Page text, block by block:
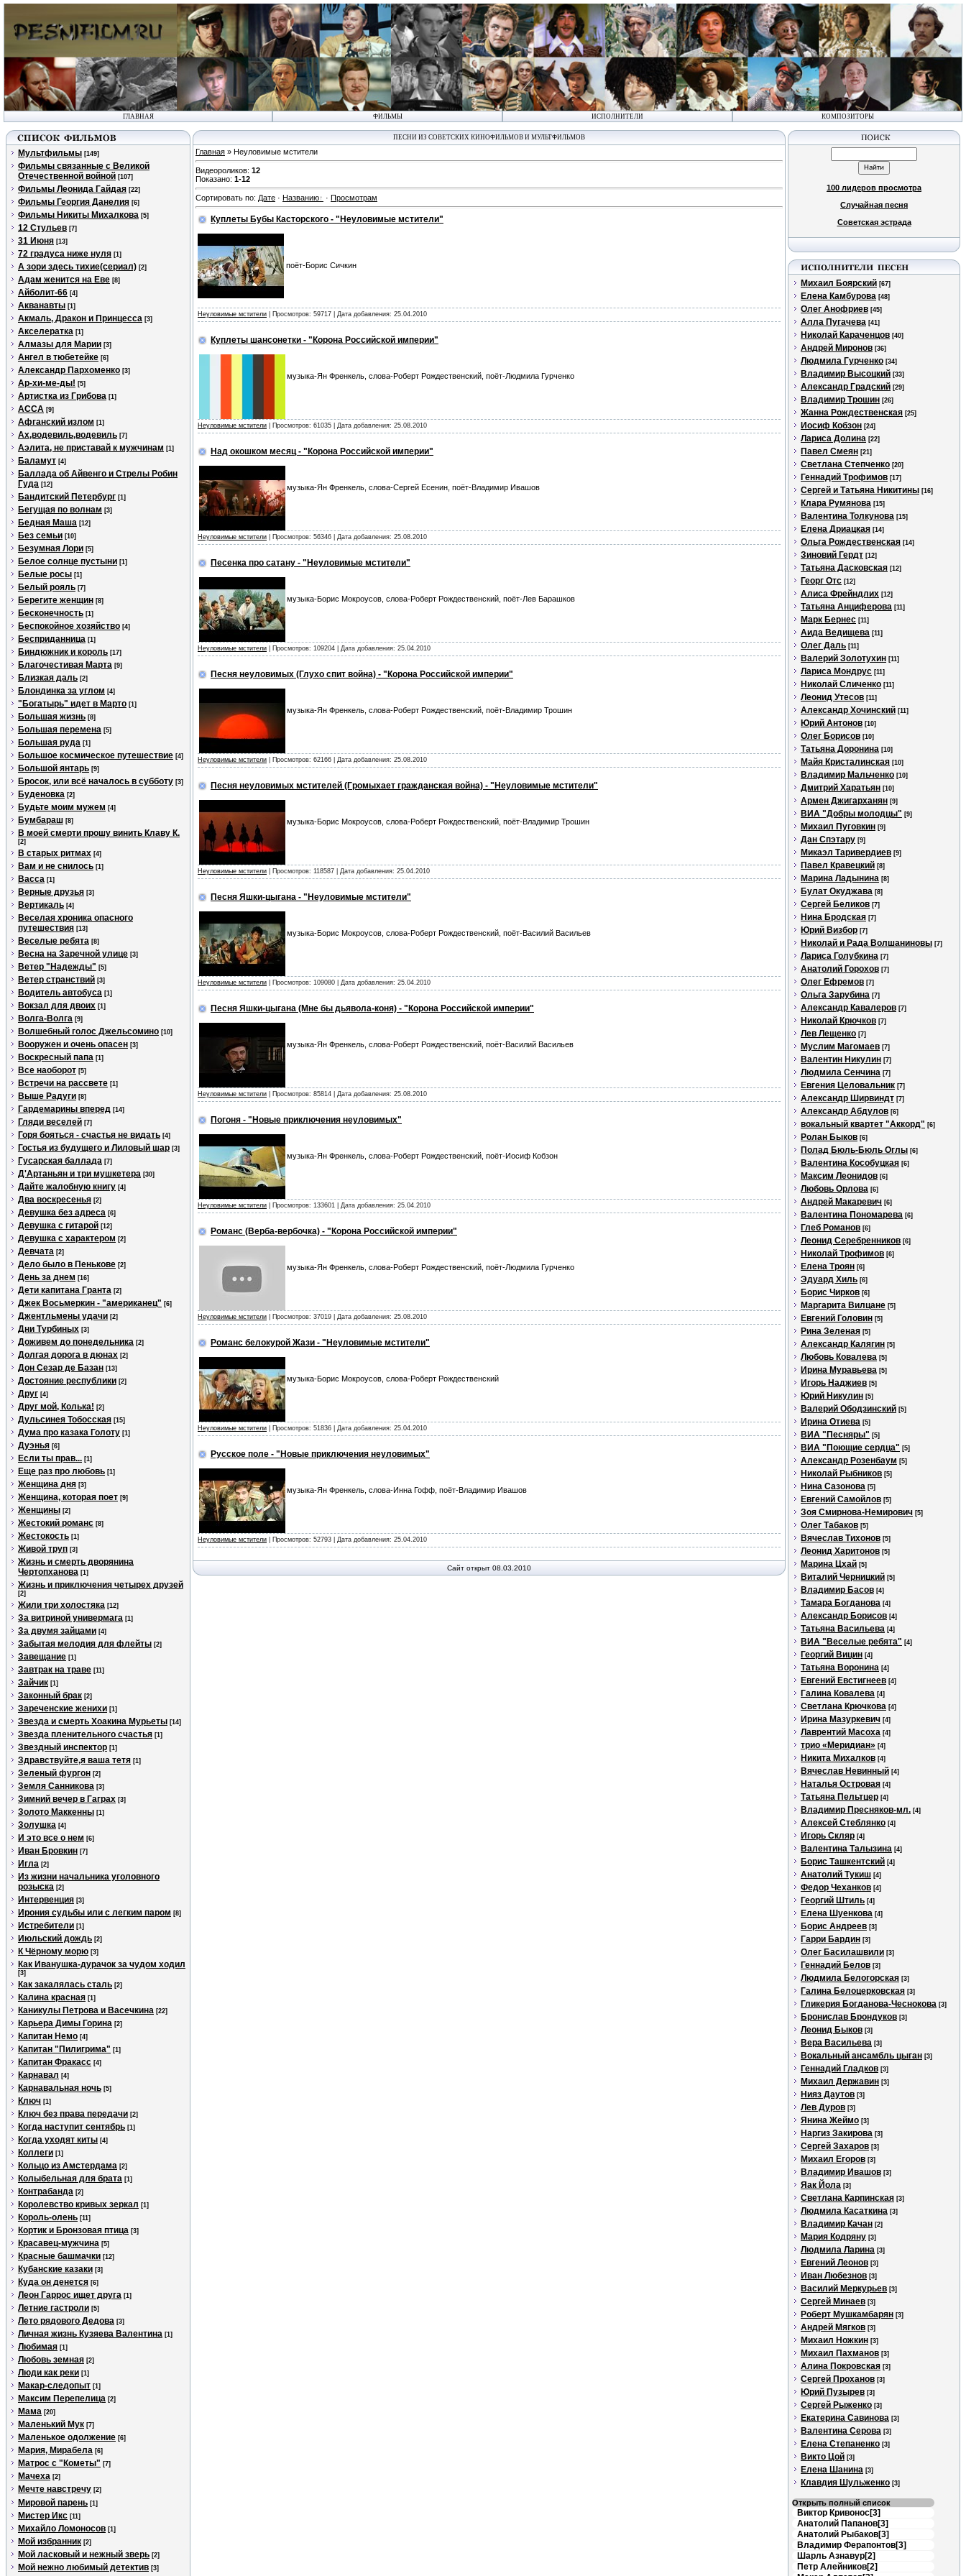
ГЛАВНАЯ ФИЛЬМЫ ИСПОЛНИТЕЛИ КОМПОЗИТОРЫ
Мультфильмы [149]
Фильмы связанные с Великой
Отечественной войной [107]
Фильмы Леонида Гайдая [22]
Фильмы Георгия Данелия [6]
Фильмы Никиты Михалкова [5]
12 Стульев [7]
31 Июня [13]
72 градуса ниже нуля [1]
А зори здесь тихие(сериал) [2]
Адам женится на Еве [8]
Айболит-66 [4]
Акванавты [1]
Акмаль, Дракон и Принцесса [3]
Акселератка [1]
Алмазы для Марии [3]
Ангел в тюбетейке [6]
Александр Пархоменко [3]
Ар-хи-ме-ды! [5]
Артистка из Грибова [1]
АССА [9]
Афганский излом [1]
Ах,водевиль,водевиль [7]
Аэлита, не приставай к мужчинам [1]
Баламут [4]
Баллада об Айвенго и Стрелы Робин
Гуда [12]
Бандитский Петербург [1]
Бегущая по волнам [3]
Бедная Маша [12]
Без семьи [10]
Безумная Лори [5]
Белое солнце пустыни [1]
Белые росы [1]
Белый рояль [7]
Берегите женщин [8]
Бесконечность [1]
Беспокойное хозяйство [4]
Бесприданница [1]
Биндюжник и король [17]
Благочестивая Марта [9]
Близкая даль [2]
Блондинка за углом [4]
"Богатырь" идет в Марто [1]
Большая жизнь [8]
Большая перемена [5]
Большая руда [1]
Большое космическое путешествие [4]
Большой янтарь [9]
Бросок, или всё началось в субботу [3]
Буденовка [2]
Будьте моим мужем [4]
Бумбараш [8]
В моей смерти прошу винить Клаву К.
[2]
В старых ритмах [4]
Вам и не снилось [1]
Васса [1]
Верные друзья [3]
Вертикаль [4]
Веселая хроника опасного
путешествия [13]
Веселые ребята [8]
Весна на Заречной улице [3]
Ветер "Надежды" [5]
Ветер странствий [3]
Водитель автобуса [1]
Вокзал для двоих [1]
Волга-Волга [9]
Волшебный голос Джельсомино [10]
Вооружен и очень опасен [3]
Воскресный папа [1]
Все наоборот [5]
Встречи на рассвете [1]
Выше Радуги [8]
Гардемарины вперед [14]
Гляди веселей [7]
Горя бояться - счастья не видать [4]
Гостья из будущего и Лиловый шар [3]
Гусарская баллада [7]
Д'Артаньян и три мушкетера [30]
Дайте жалобную книгу [4]
Два воскресенья [2]
Девушка без адреса [6]
Девушка с гитарой [12]
Девушка с характером [2]
Девчата [2]
Дело было в Пенькове [2]
День за днем [16]
Дети капитана Гранта [2]
Джек Восьмеркин - "американец" [6]
Джентльмены удачи [2]
Дни Турбиных [3]
Доживем до понедельника [2]
Долгая дорога в дюнах [2]
Дон Сезар де Базан [13]
Достояние республики [2]
Друг [4]
Друг мой, Колька! [2]
Дульсинея Тобосская [15]
Дума про казака Голоту [1]
Дуэнья [6]
Если ты прав... [1]
Еще раз про любовь [1]
Женщина дня [3]
Женщина, которая поет [9]
Женщины [2]
Жестокий романс [8]
Жестокость [1]
Живой труп [3]
Жизнь и смерть дворянина
Чертопханова [1]
Жизнь и приключения четырех друзей
[2]
Жили три холостяка [12]
За витриной универмага [1]
За двумя зайцами [4]
Забытая мелодия для флейты [2]
Завещание [1]
Завтрак на траве [11]
Зайчик [1]
Законный брак [2]
Зареченские женихи [1]
Звезда и смерть Хоакина Мурьеты [14]
Звезда пленительного счастья [1]
Звездный инспектор [1]
Здравствуйте,я ваша тетя [1]
Зеленый фургон [2]
Земля Санникова [3]
Зимний вечер в Гаграх [3]
Золото Маккенны [1]
Золушка [4]
И это все о нем [6]
Иван Бровкин [7]
Игла [2]
Из жизни начальника уголовного
розыска [2]
Интервенция [3]
Ирония судьбы или с легким паром [8]
Истребители [1]
Июльский дождь [2]
К Чёрному морю [3]
Как Иванушка-дурачок за чудом ходил
[3]
Как закалялась сталь [2]
Калина красная [1]
Каникулы Петрова и Васечкина [22]
Карьера Димы Горина [2]
Капитан Немо [4]
Капитан "Пилигрима" [1]
Капитан Фракасс [4]
Карнавал [4]
Карнавальная ночь [5]
Ключ [1]
Ключ без права передачи [2]
Когда наступит сентябрь [1]
Когда уходят киты [4]
Коллеги [1]
Кольцо из Амстердама [2]
Колыбельная для брата [1]
Контрабанда [2]
Королевство кривых зеркал [1]
Король-олень [11]
Кортик и Бронзовая птица [3]
Красавец-мужчина [5]
Красные башмачки [12]
Кубанские казаки [3]
Куда он денется [6]
Леон Гаррос ищет друга [1]
Летние гастроли [5]
Лето рядового Дедова [3]
Личная жизнь Кузяева Валентина [1]
Любимая [1]
Любовь земная [2]
Люди как реки [1]
Макар-следопыт [1]
Максим Перепелица [2]
Мама [20]
Маленький Мук [7]
Маленькое одолжение [6]
Мария, Мирабела [6]
Матрос с "Кометы" [7]
Мачеха [2]
Мечте навстречу [2]
Мировой парень [1]
Мистер Икс [11]
Михайло Ломоносов [1]
Мой избранник [2]
Мой ласковый и нежный зверь [2]
Мой нежно любимый детектив [3]
ПЕСНИ ИЗ СОВЕТСКИХ КИНОФИЛЬМОВ И МУЛЬТФИЛЬМОВ
Главная » Неуловимые мстители
Видеороликов: 12
Показано: 1-12
Сортировать по: Дате · Названию · Просмотрам
Куплеты Бубы Касторского - "Неуловимые мстители"
поёт-Борис Сичкин
Неуловимые мстители | Просмотров: 59717 | Дата добавления: 25.04.2010
Куплеты шансонетки - "Корона Российской империи"
музыка-Ян Френкель, слова-Роберт Рождественский, поёт-Людмила Гурченко
Неуловимые мстители | Просмотров: 61035 | Дата добавления: 25.08.2010
Над окошком месяц - "Корона Российской империи"
музыка-Ян Френкель, слова-Сергей Есенин, поёт-Владимир Ивашов
Неуловимые мстители | Просмотров: 56346 | Дата добавления: 25.08.2010
Песенка про сатану - "Неуловимые мстители"
музыка-Борис Мокроусов, слова-Роберт Рождественский, поёт-Лев Барашков
Неуловимые мстители | Просмотров: 109204 | Дата добавления: 25.04.2010
Песня неуловимых (Глухо спит война) - "Корона Российской империи"
музыка-Ян Френкель, слова-Роберт Рождественский, поёт-Владимир Трошин
Неуловимые мстители | Просмотров: 62166 | Дата добавления: 25.08.2010
Песня неуловимых мстителей (Громыхает гражданская война) - "Неуловимые мстители"
музыка-Борис Мокроусов, слова-Роберт Рождественский, поёт-Владимир Трошин
Неуловимые мстители | Просмотров: 118587 | Дата добавления: 25.04.2010
Песня Яшки-цыгана - "Неуловимые мстители"
музыка-Борис Мокроусов, слова-Роберт Рождественский, поёт-Василий Васильев
Неуловимые мстители | Просмотров: 109080 | Дата добавления: 25.04.2010
Песня Яшки-цыгана (Мне бы дьявола-коня) - "Корона Российской империи"
музыка-Ян Френкель, слова-Роберт Рождественский, поёт-Василий Васильев
Неуловимые мстители | Просмотров: 85814 | Дата добавления: 25.08.2010
Погоня - "Новые приключения неуловимых"
музыка-Ян Френкель, слова-Роберт Рождественский, поёт-Иосиф Кобзон
Неуловимые мстители | Просмотров: 133601 | Дата добавления: 25.04.2010
Романс (Верба-веpбочка) - "Корона Российской империи"
музыка-Ян Френкель, слова-Роберт Рождественский, поёт-Людмила Гурченко
Неуловимые мстители | Просмотров: 37019 | Дата добавления: 25.08.2010
Романс белокурой Жази - "Неуловимые мстители"
музыка-Борис Мокроусов, слова-Роберт Рождественский
Неуловимые мстители | Просмотров: 51836 | Дата добавления: 25.04.2010
Русское поле - "Новые приключения неуловимых"
музыка-Ян Френкель, слова-Инна Гофф, поёт-Владимир Ивашов
Неуловимые мстители | Просмотров: 52793 | Дата добавления: 25.04.2010
Сайт открыт 08.03.2010
100 лидеров просмотра
Случайная песня
Советская эстрада
Михаил Боярский [67]
Елена Камбурова [48]
Олег Анофриев [45]
Алла Пугачева [41]
Николай Караченцов [40]
Андрей Миронов [36]
Людмила Гурченко [34]
Владимир Высоцкий [33]
Александр Градский [29]
Владимир Трошин [26]
Жанна Рождественская [25]
Иосиф Кобзон [24]
Лариса Долина [22]
Павел Смеян [21]
Светлана Степченко [20]
Геннадий Трофимов [17]
Сергей и Татьяна Никитины [16]
Клара Румянова [15]
Валентина Толкунова [15]
Елена Дриацкая [14]
Ольга Рождественская [14]
Зиновий Гердт [12]
Татьяна Дасковская [12]
Георг Отс [12]
Алиса Фрейндлих [12]
Татьяна Анциферова [11]
Марк Бернес [11]
Аида Ведищева [11]
Олег Даль [11]
Валерий Золотухин [11]
Лариса Мондрус [11]
Николай Сличенко [11]
Леонид Утесов [11]
Александр Хочинский [11]
Юрий Антонов [10]
Олег Борисов [10]
Татьяна Доронина [10]
Майя Кристалинская [10]
Владимир Мальченко [10]
Дмитрий Харатьян [10]
Армен Джигарханян [9]
ВИА "Добры молодцы" [9]
Михаил Пуговкин [9]
Дан Спэтару [9]
Микаэл Таривердиев [9]
Павел Кравецкий [8]
Марина Ладынина [8]
Булат Окуджава [8]
Сергей Беликов [7]
Нина Бродская [7]
Юрий Визбор [7]
Николай и Рада Волшаниновы [7]
Лариса Голубкина [7]
Анатолий Горохов [7]
Олег Ефремов [7]
Ольга Зарубина [7]
Александр Кавалеров [7]
Николай Крючков [7]
Лев Лещенко [7]
Муслим Магомаев [7]
Валентин Никулин [7]
Людмила Сенчина [7]
Евгения Целовальник [7]
Александр Ширвиндт [7]
Александр Абдулов [6]
вокальный квартет "Аккорд" [6]
Ролан Быков [6]
Полад Бюль-Бюль Оглы [6]
Валентина Кособуцкая [6]
Максим Леонидов [6]
Любовь Орлова [6]
Андрей Макаревич [6]
Валентина Пономарева [6]
Глеб Романов [6]
Леонид Серебренников [6]
Николай Трофимов [6]
Елена Троян [6]
Эдуард Хиль [6]
Борис Чирков [6]
Маргарита Вилцане [5]
Евгений Головин [5]
Рина Зеленая [5]
Александр Калягин [5]
Любовь Ковалева [5]
Ирина Муравьева [5]
Игорь Наджиев [5]
Юрий Никулин [5]
Валерий Ободзинский [5]
Ирина Отиева [5]
ВИА "Песняры" [5]
ВИА "Поющие сердца" [5]
Александр Розенбаум [5]
Николай Рыбников [5]
Нина Сазонова [5]
Евгений Самойлов [5]
Зоя Смирнова-Немирович [5]
Олег Табаков [5]
Вячеслав Тихонов [5]
Леонид Харитонов [5]
Марина Цхай [5]
Виталий Черницкий [5]
Владимир Басов [4]
Тамара Богданова [4]
Александр Борисов [4]
Татьяна Васильева [4]
ВИА "Веселые ребята" [4]
Георгий Вицин [4]
Татьяна Воронина [4]
Евгений Евстигнеев [4]
Галина Ковалева [4]
Светлана Крючкова [4]
Ирина Мазуркевич [4]
Лаврентий Масоха [4]
трио «Меридиан» [4]
Никита Михалков [4]
Вячеслав Невинный [4]
Наталья Островая [4]
Татьяна Пельтцер [4]
Владимир Пресняков-мл. [4]
Алексей Стеблянко [4]
Игорь Скляр [4]
Валентина Талызина [4]
Борис Ташкентский [4]
Анатолий Тукиш [4]
Федор Чеханков [4]
Георгий Штиль [4]
Елена Шуенкова [4]
Борис Андреев [3]
Гарри Бардин [3]
Олег Басилашвили [3]
Геннадий Белов [3]
Людмила Белогорская [3]
Галина Белоцерковская [3]
Гликерия Богданова-Чеснокова [3]
Бронислав Брондуков [3]
Леонид Быков [3]
Вера Васильева [3]
Вокальный ансамбль цыган [3]
Геннадий Гладков [3]
Михаил Державин [3]
Нияз Даутов [3]
Лев Дуров [3]
Янина Жеймо [3]
Наргиз Закирова [3]
Сергей Захаров [3]
Михаил Егоров [3]
Владимир Ивашов [3]
Яак Йола [3]
Светлана Карпинская [3]
Людмила Касаткина [3]
Владимир Качан [2]
Мария Кодряну [3]
Людмила Ларина [3]
Евгений Леонов [3]
Иван Любезнов [3]
Василий Меркурьев [3]
Сергей Минаев [3]
Роберт Мушкамбарян [3]
Андрей Мягков [3]
Михаил Ножкин [3]
Михаил Пахманов [3]
Алина Покровская [3]
Сергей Проханов [3]
Юрий Пузырев [3]
Сергей Рыженко [3]
Екатерина Савинова [3]
Валентина Серова [3]
Елена Степаненко [3]
Викто Цой [3]
Елена Шанина [3]
Клавдия Шульженко [3]
Открыть полный список
Виктор Кривонос[3]
Анатолий Папанов[3]
Анатолий Рыбаков[3]
Владимир Ферапонтов[3]
Шарль Азнавур[2]
Петр Алейников[2]